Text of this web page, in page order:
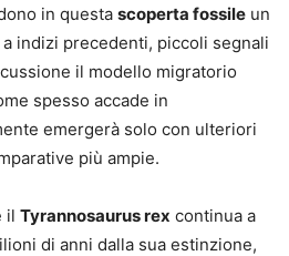
in questa scoperta fossile un
indizi precedenti, piccoli segnali
il modello migratorio
spesso accade in
emergerà solo con ulteriori
più ampie.
il Tyrannosaurus rex continua a
di anni dalla sua estinzione,